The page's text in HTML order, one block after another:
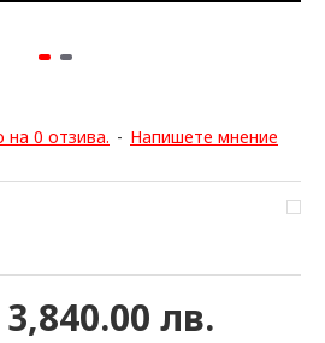
на 0 отзива. - Напишете мнение
лв.